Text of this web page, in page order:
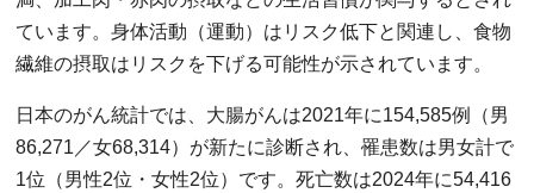
ています。身体活動（運動）はリスク低下と関連し、食物
繊維の摂取はリスクを下げる可能性が示されています。
日本のがん統計では、大腸がんは2021年に154,585例（男
86,271／女68,314）が新たに診断され、罹患数は男女計で
1位（男性2位・女性2位）です。死亡数は2024年に54,416